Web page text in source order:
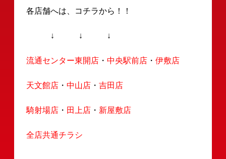
各店舗へは、コチラから！！
↓ ↓ ↓
流通センター東開店 ・ 中央駅前店 ・ 伊敷店
天文館店 ・ 中山店 ・ 吉田店
騎射場店 ・ 田上店 ・ 新屋敷店
全店共通チラシ
採用情報 会社案内 決済情報